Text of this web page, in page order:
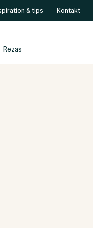
& tips Kontakt
Rezas